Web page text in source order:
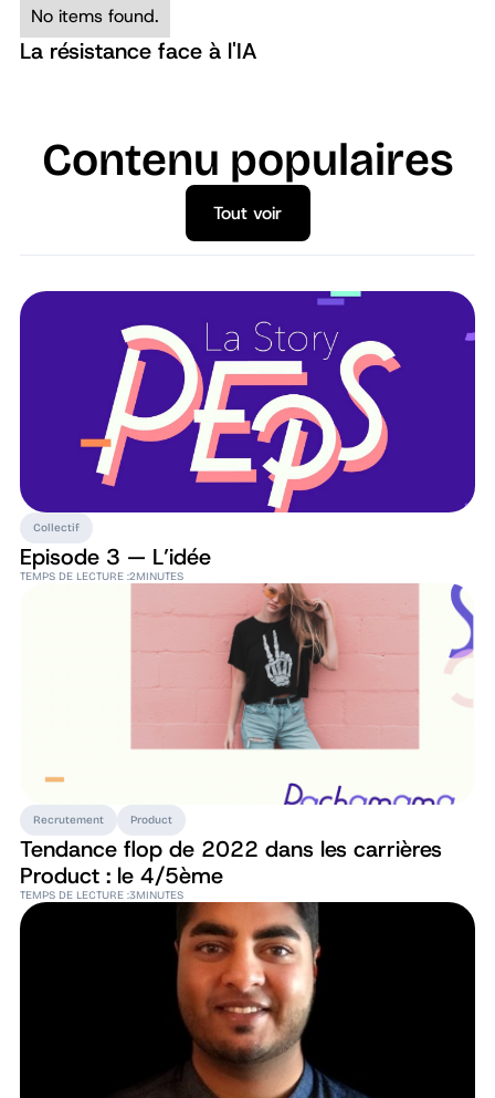
No items found.
La résistance face à l'IA
Contenu populaires
Tout voir
Tout voir
Collectif
Episode 3 — L’idée
TEMPS DE LECTURE :2MINUTES
Recrutement Product
Tendance flop de 2022 dans les carrières
Product : le 4/5ème
TEMPS DE LECTURE :3MINUTES